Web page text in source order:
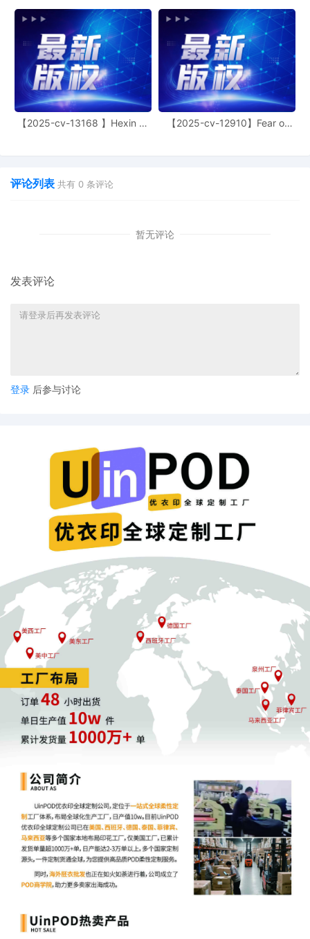
01/23/2026
SEALED EXHIBIT by Plaintiff Levi Strauss
& Co. Schedule A regarding complaint 1
01/23/2026
COMPLAINT filed by Levi Strauss & Co.;
Filing fee $ 405, receipt number AILNDC-
24634963.
【2025-cv-13168 】Hexin 塑
【2025-cv-12910】Fear of
评论列表 共有 0 条评论
暂无评论
发表评论
登录 后参与讨论